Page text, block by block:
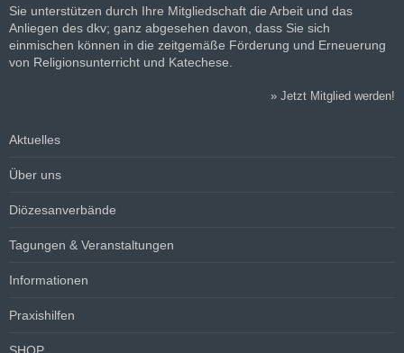
Sie unterstützen durch Ihre Mitgliedschaft die Arbeit und das
Anliegen des dkv; ganz abgesehen davon, dass Sie sich
einmischen können in die zeitgemäße Förderung und Erneuerung
von Religionsunterricht und Katechese.
» Jetzt Mitglied werden!
Aktuelles
Über uns
Diözesanverbände
Tagungen & Veranstaltungen
Informationen
Praxishilfen